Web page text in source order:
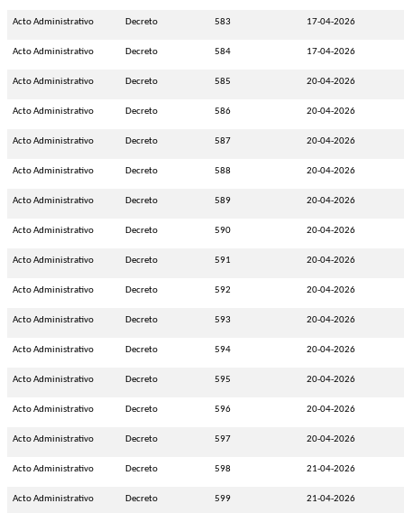
Acto Administrativo Decreto 583 17-04-2026
Acto Administrativo Decreto 584 17-04-2026
Acto Administrativo Decreto 585 20-04-2026
Acto Administrativo Decreto 586 20-04-2026
Acto Administrativo Decreto 587 20-04-2026
Acto Administrativo Decreto 588 20-04-2026
Acto Administrativo Decreto 589 20-04-2026
Acto Administrativo Decreto 590 20-04-2026
Acto Administrativo Decreto 591 20-04-2026
Acto Administrativo Decreto 592 20-04-2026
Acto Administrativo Decreto 593 20-04-2026
Acto Administrativo Decreto 594 20-04-2026
Acto Administrativo Decreto 595 20-04-2026
Acto Administrativo Decreto 596 20-04-2026
Acto Administrativo Decreto 597 20-04-2026
Acto Administrativo Decreto 598 21-04-2026
Acto Administrativo Decreto 599 21-04-2026